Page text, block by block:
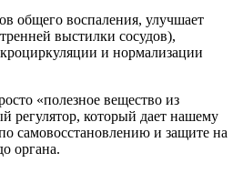
общего воспаления, улучшает
выстилки сосудов),
и нормализации
«полезное вещество из
регулятор, который дает нашему
самовосстановлению и защите на
органа.